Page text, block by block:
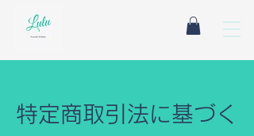
特定商取引法に基づく